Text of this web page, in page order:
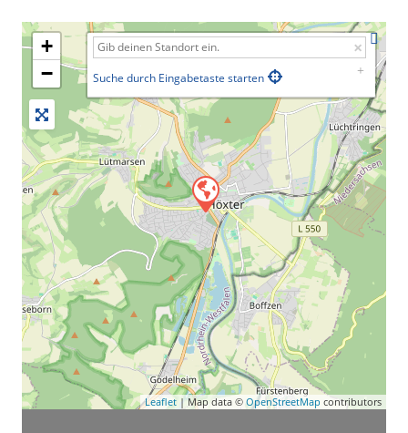
+
−
Suche durch Eingabetaste starten
Leaflet | Map data © OpenStreetMap contributors